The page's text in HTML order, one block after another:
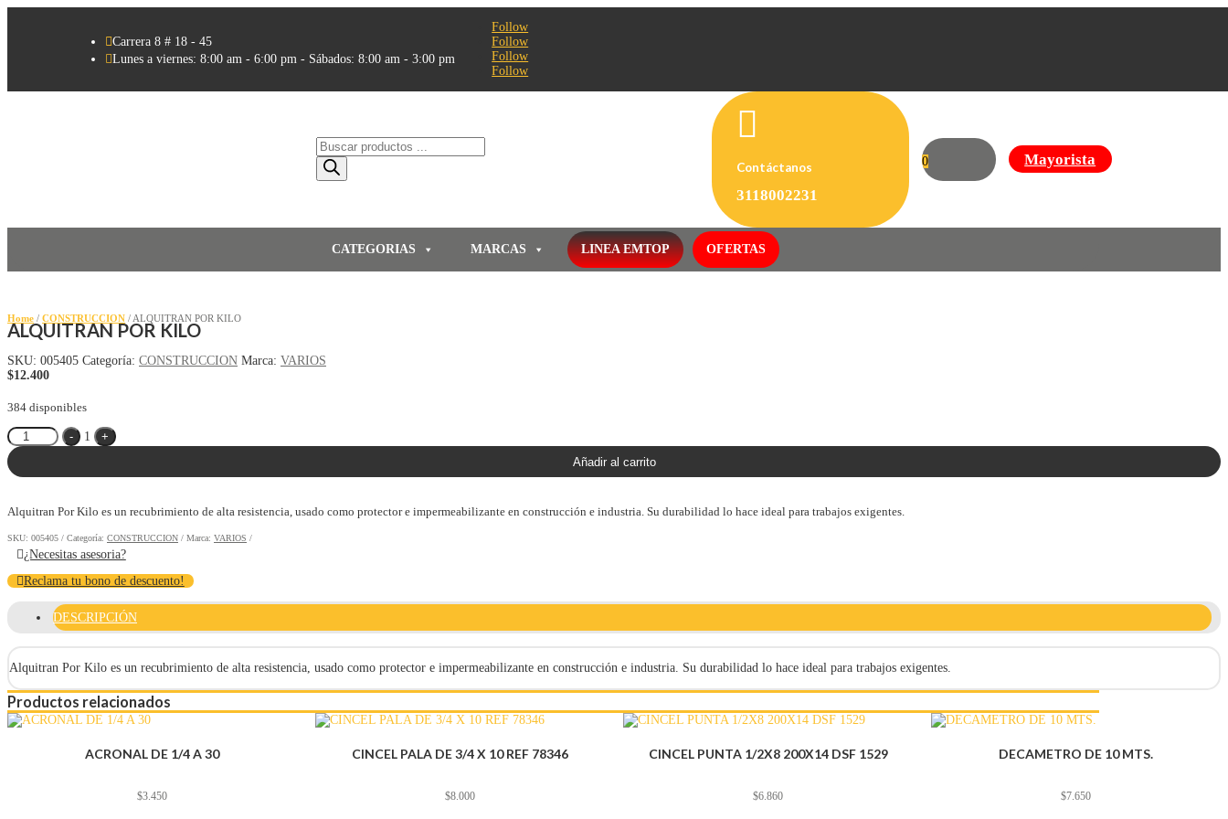
Carrera 8 # 18 - 45
Lunes a viernes: 8:00 am - 6:00 pm - Sábados: 8:00 am - 3:00 pm
Follow
Follow
Follow
Follow
Búsqueda
de
productos

Contáctanos
3118002231
0 Mayorista
CATEGORIAS MARCAS LINEA EMTOP OFERTAS
Home / CONSTRUCCION / ALQUITRAN POR KILO
ALQUITRAN POR KILO
SKU: 005405 Categoría: CONSTRUCCION Marca: VARIOS
$12.400
384 disponibles
Quantity
- 1
+
Añadir al carrito
Alquitran Por Kilo es un recubrimiento de alta resistencia, usado como protector e impermeabilizante en construcción e industria. Su durabilidad lo hace ideal para trabajos exigentes.
SKU: 005405 Categoría: CONSTRUCCION Marca: VARIOS
¿Necesitas asesoria?
Reclama tu bono de descuento!
DESCRIPCIÓN
Alquitran Por Kilo es un recubrimiento de alta resistencia, usado como protector e impermeabilizante en construcción e industria. Su durabilidad lo hace ideal para trabajos exigentes.
Productos relacionados
ACRONAL DE 1/4 A 30
$3.450
CINCEL PALA DE 3/4 X 10 REF 78346
$8.000
CINCEL PUNTA 1/2X8 200X14 DSF 1529
$6.860
DECAMETRO DE 10 MTS.
$7.650